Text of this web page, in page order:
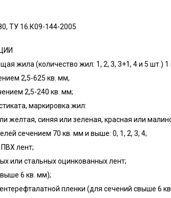
ТУ 16.К09-144-2005
жила (количество жил: 1, 2, 3, 3+1, 4 и 5 шт.) 1
2,5-625 кв. мм,
2,5-240 кв. мм;
маркировка жил:
желтая, синяя или зеленая, красная или
сечением 70 кв. мм и выше: 0, 1, 2, 3, 4;
лент;
или стальных оцинкованных лент;
6 кв. мм);
пленки (для сечений свыше 6